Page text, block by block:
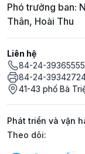
Phó trưởng ban:
Thân, Hoài Thu
Liên hệ
84-24-39365555
84-24-
41-43 phố Bà
Phát triển và vận
Mạng xã
Theo dõi: